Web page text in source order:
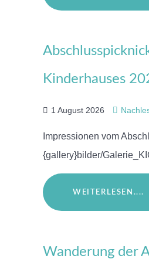
Kinderhauses
1 August 2026
Impressionen vom
{gallery}bilder/
WEITERLESEN....
Wanderung der